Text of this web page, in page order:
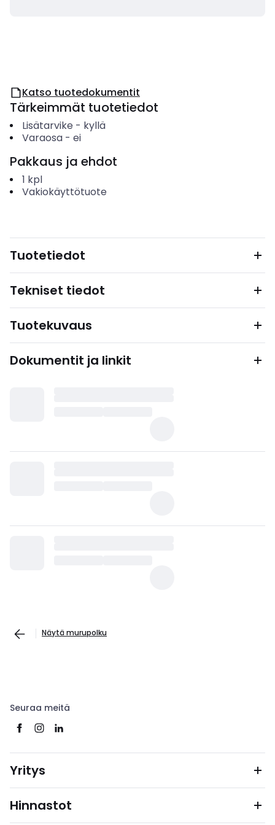
Katso tuotedokumentit
Tärkeimmät tuotetiedot
Lisätarvike - kyllä
Varaosa- ei
Pakkaus ja ehdot
1 kpl
Vakiokäyttötuote
Tuotetiedot
Tekniset tiedot
Tuotekuvaus
Dokumentit ja linkit
Näytä murupolku
Seuraa meitä
Yritys
Hinnastot